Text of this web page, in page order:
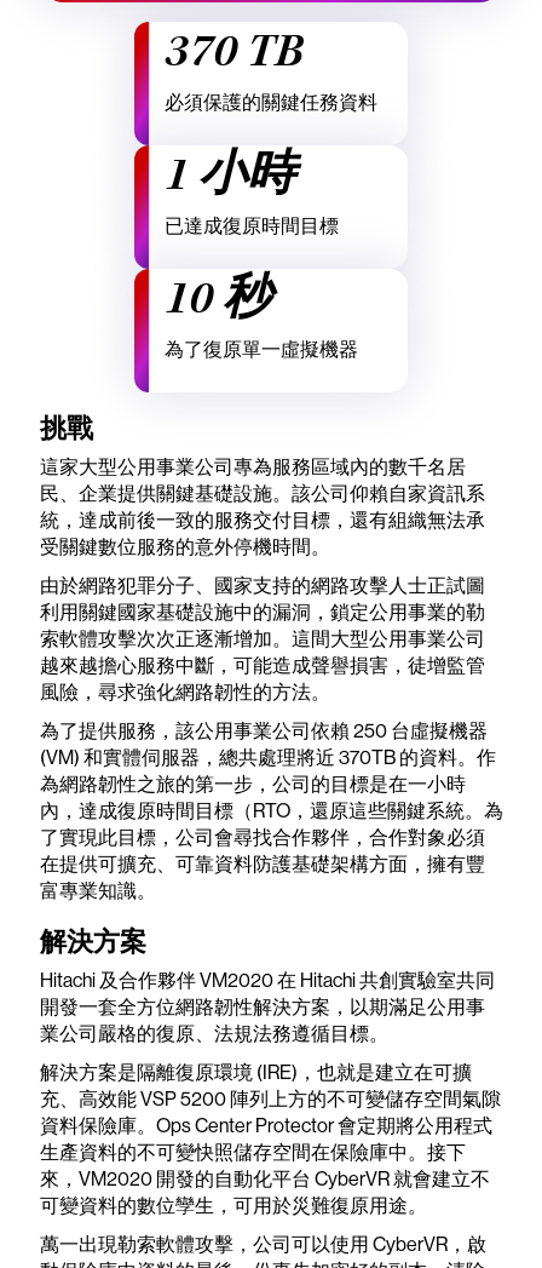
370 TB
必須保護的關鍵任務資料
1 小時
已達成復原時間目標
10 秒
為了復原單一虛擬機器
挑戰
這家大型公用事業公司專為服務區域內的數千名居
民、企業提供關鍵基礎設施。該公司仰賴自家資訊系
統，達成前後一致的服務交付目標，還有組織無法承
受關鍵數位服務的意外停機時間。
由於網路犯罪分子、國家支持的網路攻擊人士正試圖
利用關鍵國家基礎設施中的漏洞，鎖定公用事業的勒
索軟體攻擊次次正逐漸增加。這間大型公用事業公司
越來越擔心服務中斷，可能造成聲譽損害，徒增監管
風險，尋求強化網路韌性的方法。
為了提供服務，該公用事業公司依賴 250 台虛擬機器
(VM) 和實體伺服器，總共處理將近 370TB 的資料。作
為網路韌性之旅的第一步，公司的目標是在一小時
內，達成復原時間目標（RTO，還原這些關鍵系統。為
了實現此目標，公司會尋找合作夥伴，合作對象必須
在提供可擴充、可靠資料防護基礎架構方面，擁有豐
富專業知識。
解決方案
Hitachi 及合作夥伴 VM2020 在 Hitachi 共創實驗室共同
開發一套全方位網路韌性解決方案，以期滿足公用事
業公司嚴格的復原、法規法務遵循目標。
解決方案是隔離復原環境 (IRE)，也就是建立在可擴
充、高效能 VSP 5200 陣列上方的不可變儲存空間氣隙
資料保險庫。Ops Center Protector 會定期將公用程式
生產資料的不可變快照儲存空間在保險庫中。接下
來，VM2020 開發的自動化平台 CyberVR 就會建立不
可變資料的數位孿生，可用於災難復原用途。
萬一出現勒索軟體攻擊，公司可以使用 CyberVR，啟